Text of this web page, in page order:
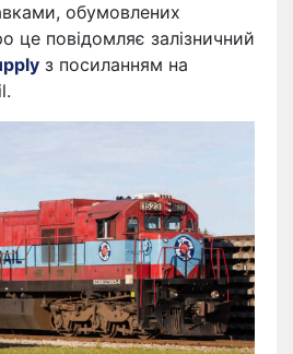
обумовлених
це повідомляє залізничний
з посиланням на